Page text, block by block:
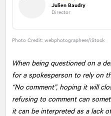
Julien Baudry
Director
Photo Credit: webphotographeer/iStock
When being questioned on a
for a spokesperson to rely on
“No comment”, hoping it will
refusing to comment can
it can be interpreted as a lack